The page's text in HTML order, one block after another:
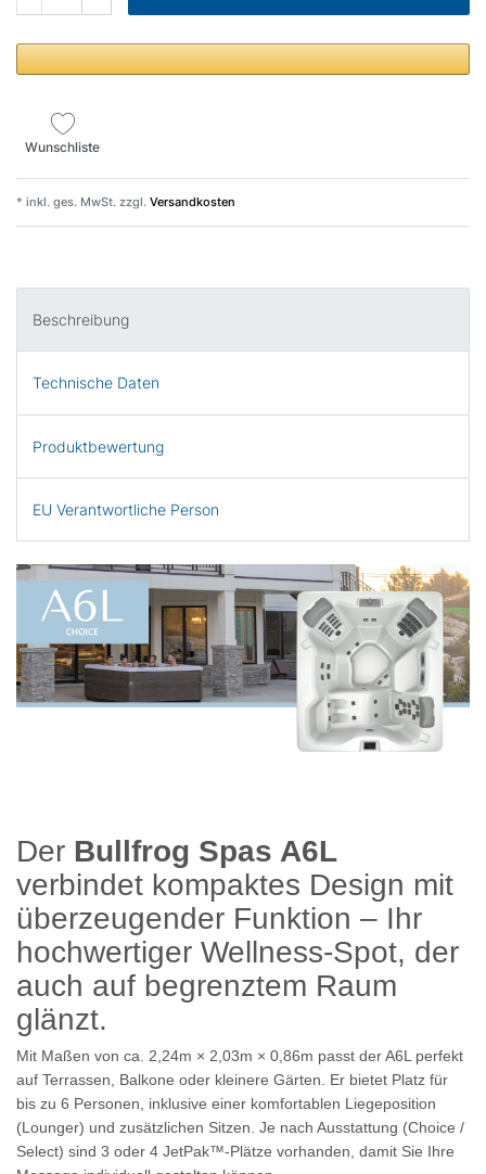
Wunschliste
* inkl. ges. MwSt. zzgl. Versandkosten
Beschreibung
Technische Daten
Produktbewertung
EU Verantwortliche Person
Der Bullfrog Spas A6L
verbindet kompaktes Design mit
überzeugender Funktion – Ihr
hochwertiger Wellness-Spot, der
auch auf begrenztem Raum
glänzt.
Mit Maßen von ca. 2,24m × 2,03m × 0,86m passt der A6L perfekt
auf Terrassen, Balkone oder kleinere Gärten. Er bietet Platz für
bis zu 6 Personen, inklusive einer komfortablen Liegeposition
(Lounger) und zusätzlichen Sitzen. Je nach Ausstattung (Choice /
Select) sind 3 oder 4 JetPak™-Plätze vorhanden, damit Sie Ihre